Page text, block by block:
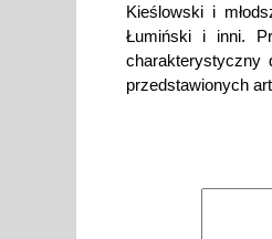
Kieślowski i
Łumiński i inni.
charakterystyczny
przedstawionych